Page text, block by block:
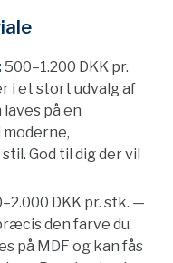
500–1.200 DKK pr.
i et stort udvalg af
på en
God til dig der vil
DKK pr. stk. —
den farve du
på MDF og kan fås